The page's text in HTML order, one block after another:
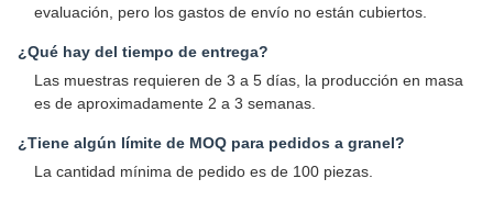
evaluación, pero los gastos de envío no están cubiertos.
¿Qué hay del tiempo de entrega?
Las muestras requieren de 3 a 5 días, la producción en masa
es de aproximadamente 2 a 3 semanas.
¿Tiene algún límite de MOQ para pedidos a granel?
La cantidad mínima de pedido es de 100 piezas.